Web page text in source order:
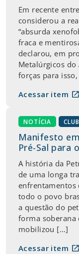
Em recente
considerou a
“absurda
fraca e
declarou, em
Metalúrgicos do
forças para
Acessar item open_in_new
NOTÍCIA
Manifesto
Pré-Sal para
A história da
de uma longa
enfrentamentos
todo o povo
a questão do
forma soberana
mobilizou […]
Acessar item open_in_new